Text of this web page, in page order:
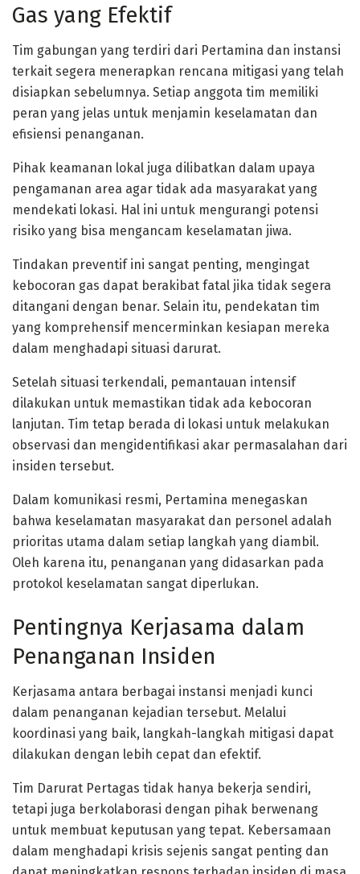
Gas yang Efektif
Tim gabungan yang terdiri dari Pertamina dan instansi
terkait segera menerapkan rencana mitigasi yang telah
disiapkan sebelumnya. Setiap anggota tim memiliki
peran yang jelas untuk menjamin keselamatan dan
efisiensi penanganan.
Pihak keamanan lokal juga dilibatkan dalam upaya
pengamanan area agar tidak ada masyarakat yang
mendekati lokasi. Hal ini untuk mengurangi potensi
risiko yang bisa mengancam keselamatan jiwa.
Tindakan preventif ini sangat penting, mengingat
kebocoran gas dapat berakibat fatal jika tidak segera
ditangani dengan benar. Selain itu, pendekatan tim
yang komprehensif mencerminkan kesiapan mereka
dalam menghadapi situasi darurat.
Setelah situasi terkendali, pemantauan intensif
dilakukan untuk memastikan tidak ada kebocoran
lanjutan. Tim tetap berada di lokasi untuk melakukan
observasi dan mengidentifikasi akar permasalahan dari
insiden tersebut.
Dalam komunikasi resmi, Pertamina menegaskan
bahwa keselamatan masyarakat dan personel adalah
prioritas utama dalam setiap langkah yang diambil.
Oleh karena itu, penanganan yang didasarkan pada
protokol keselamatan sangat diperlukan.
Pentingnya Kerjasama dalam
Penanganan Insiden
Kerjasama antara berbagai instansi menjadi kunci
dalam penanganan kejadian tersebut. Melalui
koordinasi yang baik, langkah-langkah mitigasi dapat
dilakukan dengan lebih cepat dan efektif.
Tim Darurat Pertagas tidak hanya bekerja sendiri,
tetapi juga berkolaborasi dengan pihak berwenang
untuk membuat keputusan yang tepat. Kebersamaan
dalam menghadapi krisis sejenis sangat penting dan